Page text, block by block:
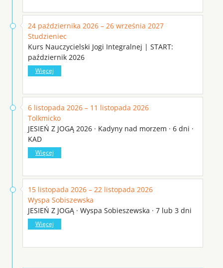
24 października 2026 – 26 września 2027
Studzieniec
Kurs Nauczycielski Jogi Integralnej | START:
październik 2026
Więcej
6 listopada 2026 – 11 listopada 2026
Tolkmicko
JESIEŃ Z JOGĄ 2026 · Kadyny nad morzem · 6 dni ·
KAD
Więcej
15 listopada 2026 – 22 listopada 2026
Wyspa Sobiszewska
JESIEŃ Z JOGĄ · Wyspa Sobieszewska · 7 lub 3 dni
Więcej